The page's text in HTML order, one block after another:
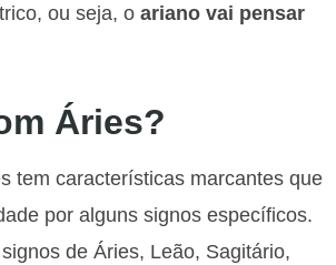
ou seja, o ariano vai pensar
Áries?
tem características marcantes que
por alguns signos específicos.
de Áries, Leão, Sagitário,